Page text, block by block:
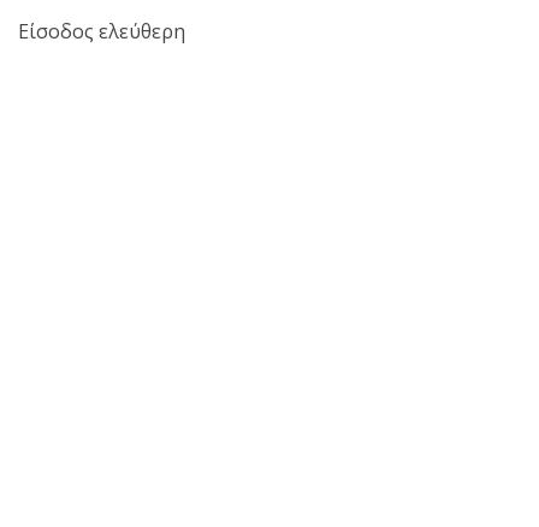
Galatsi!
Είσοδος ελεύθερη